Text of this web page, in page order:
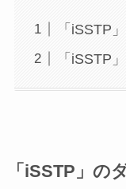
「iSSTP
「iSSTP
「iSSTP」の